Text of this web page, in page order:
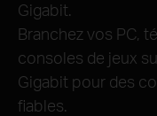
Gigabit.
Branchez vos PC,
consoles de jeux
Gigabit pour des
fiables.